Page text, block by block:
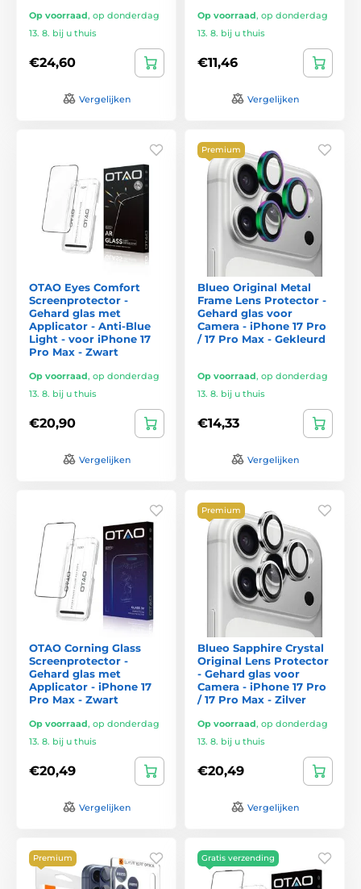
Op voorraad, op donderdag
13. 8. bij u thuis
€24,60
Vergelijken
Op voorraad, op donderdag
13. 8. bij u thuis
€11,46
Vergelijken
OTAO Eyes Comfort
Screenprotector -
Gehard glas met
Applicator - Anti-Blue
Light - voor iPhone 17
Pro Max - Zwart
Op voorraad, op donderdag
13. 8. bij u thuis
€20,90
Vergelijken
Premium
Blueo Original Metal
Frame Lens Protector -
Gehard glas voor
Camera - iPhone 17 Pro
/ 17 Pro Max - Gekleurd
Op voorraad, op donderdag
13. 8. bij u thuis
€14,33
Vergelijken
OTAO Corning Glass
Screenprotector -
Gehard glas met
Applicator - iPhone 17
Pro Max - Zwart
Op voorraad, op donderdag
13. 8. bij u thuis
€20,49
Vergelijken
Premium
Blueo Sapphire Crystal
Original Lens Protector
- Gehard glas voor
Camera - iPhone 17 Pro
/ 17 Pro Max - Zilver
Op voorraad, op donderdag
13. 8. bij u thuis
€20,49
Vergelijken
Premium Gratis verzending